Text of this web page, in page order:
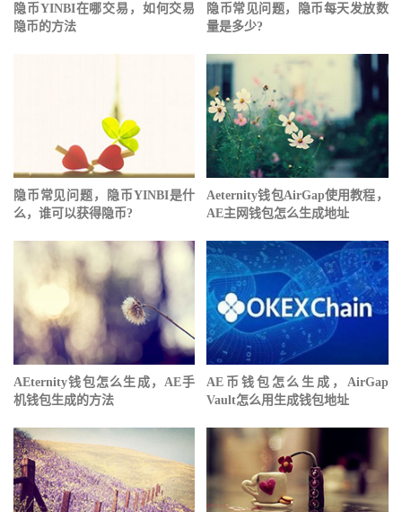
隐币YINBI在哪交易，如何交易
隐币的方法
隐币常见问题 ，隐币每天发放数
量是多少?
隐币常见问题 ，隐币YINBI是什
么，谁可以获得隐币?
Aeternity钱包AirGap使用教程，
AE主网钱包怎么生成地址
AEternity钱包怎么生成，AE手
机钱包生成的方法
AE币钱包怎么生成，AirGap
Vault怎么用生成钱包地址